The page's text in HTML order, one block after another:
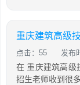
重庆建筑高级
点击：55 发布
在 重庆建筑高级
招生老师收到很